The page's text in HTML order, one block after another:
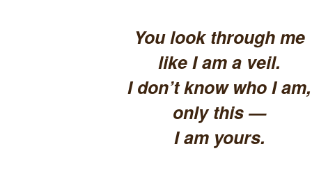
You look through me
like I am a veil.
I don’t know who I am,
only this —
I am yours.